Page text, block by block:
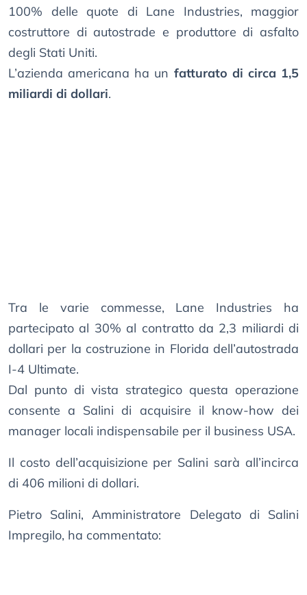
100% delle quote di Lane Industries, maggior
costruttore di autostrade e produttore di asfalto
degli Stati Uniti.
L’azienda americana ha un fatturato di circa 1,5
miliardi di dollari.
Tra le varie commesse, Lane Industries ha
partecipato al 30% al contratto da 2,3 miliardi di
dollari per la costruzione in Florida dell’autostrada
I-4 Ultimate.
Dal punto di vista strategico questa operazione
consente a Salini di acquisire il know-how dei
manager locali indispensabile per il business USA.
Il costo dell’acquisizione per Salini sarà all’incirca
di 406 milioni di dollari.
Pietro Salini, Amministratore Delegato di Salini
Impregilo, ha commentato: